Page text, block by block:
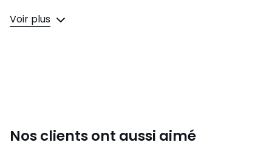
Composition et Entretien
• Dessus/Tige : 100% eva
Voir plus
Nos clients ont aussi aimé